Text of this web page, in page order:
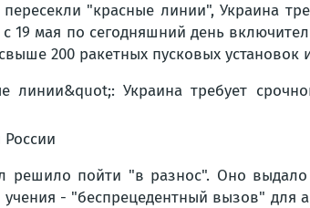
пересекли "красные линии", Украина
с 19 мая по сегодняшний день
200 ракетных пусковых установок
решило пойти "в разнос". Оно
- "беспрецедентный вызов" для